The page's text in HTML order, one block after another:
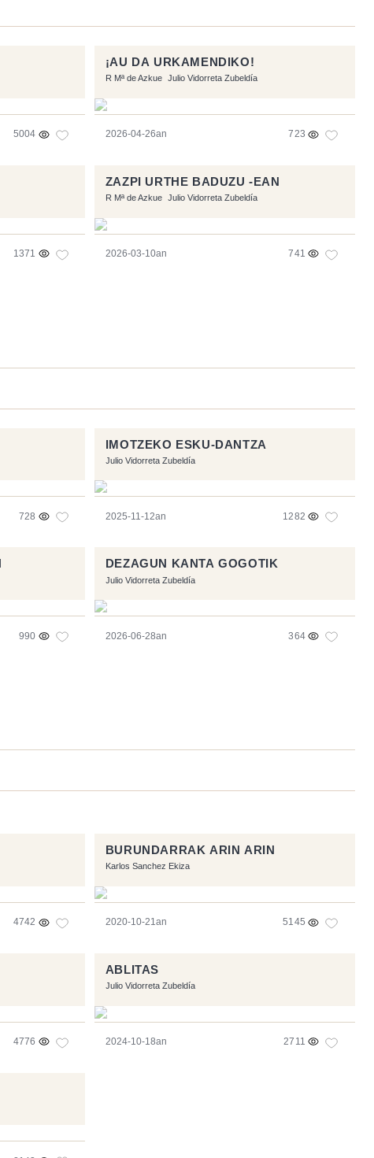
5004
¡AU DA URKAMENDIKO!
R Mª de Azkue Julio Vidorreta Zubeldía
2026-04-26an 723
1371
ZAZPI URTHE BADUZU -EAN
R Mª de Azkue Julio Vidorreta Zubeldía
2026-03-10an 741
728
IMOTZEKO ESKU-DANTZA
Julio Vidorreta Zubeldía
2025-11-12an 1282
990
DEZAGUN KANTA GOGOTIK
Julio Vidorreta Zubeldía
2026-06-28an 364
4742
BURUNDARRAK ARIN ARIN
Karlos Sanchez Ekiza
2020-10-21an 5145
4776
ABLITAS
Julio Vidorreta Zubeldía
2024-10-18an 2711